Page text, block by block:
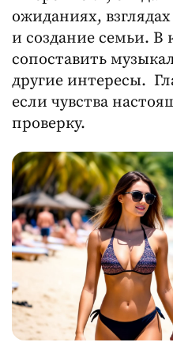
ожиданиях,
и создание семьи.
сопоставить
другие интересы.
если чувства
проверку.